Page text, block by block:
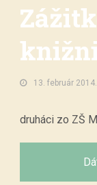
13. február 2014.
druháci zo ZŠ